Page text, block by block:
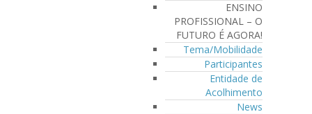
ENSINO
PROFISSIONAL – O
FUTURO É AGORA!
Tema/Mobilidade
Participantes
Entidade de
Acolhimento
News